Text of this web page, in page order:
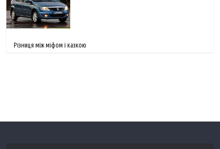
Різниця між міфом і казкою